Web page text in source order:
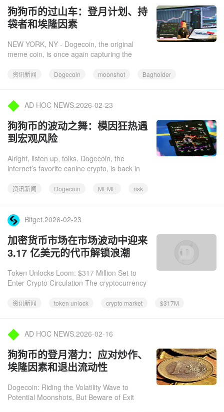
狗狗币的过山车：登月计划、持
袋者和埃隆因素
NEW YORK, NY - Dogecoin, the original
meme coin, is once again capturing the
extreme volatility and tant
资讯新闻 Dogecoin moonshot Bagholder
AD HOC NEWS.2026-02-23
狗狗币的波动之舞：模因狂热遇
到宏观风险
Alright, listen up, folks. Dogecoin, the
internet’s favorite canine crypto, is back in
dance. While the br
资讯新闻 Dogecoin MEME risk
Bitget.2026-02-23
加密货币市场在市场波动中迎来
3.17 亿美元的代币解锁浪潮
Token Unlocks Loom: $317 Million Set to
Enter Crypto Circulation The cryptocurrency
tokens as a wave
资讯新闻 token unlock crypto market $317M
AD HOC NEWS.2026-02-16
狗狗币的登月潜力：应对炒作、
埃隆因素和退出流动性
Dogecoin: Riding the Volatility Wave to
Potential Moonshots, But Beware of Exit